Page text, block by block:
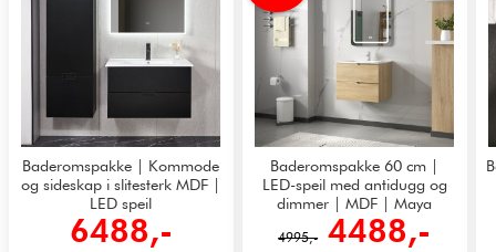
Baderomspakke | Kommode
og sideskap i slitesterk MDF |
LED speil
6488,-
Baderomspakke 60 cm |
LED-speil med antidugg og
dimmer | MDF | Maya
4995,- 4488,-